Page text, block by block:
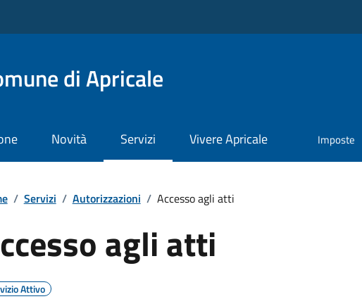
di Apricale
Novità Servizi Vivere Apricale Imposte
/ Servizi / Autorizzazioni / Accesso agli atti
agli atti
Attivo